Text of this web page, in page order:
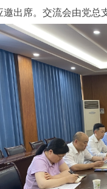
出席。交流会由党总